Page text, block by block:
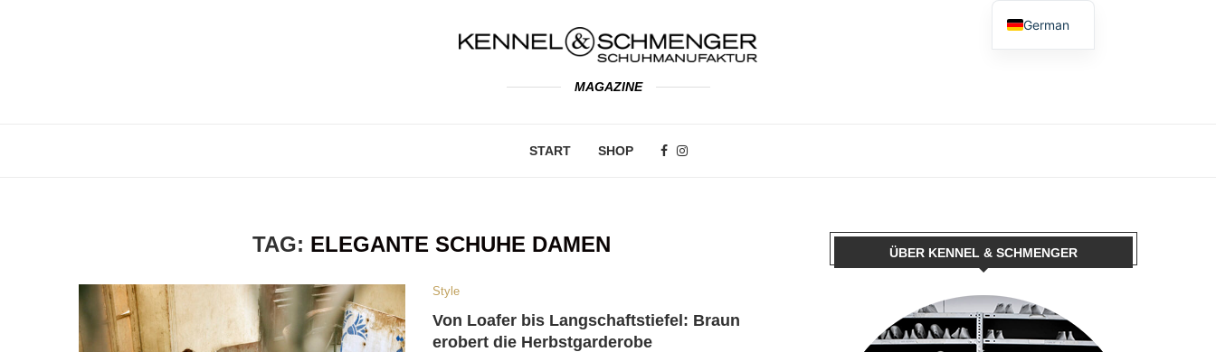
MAGAZINE
START SHOP
TAG: ELEGANTE SCHUHE DAMEN
Style
Von Loafer bis Langschaftstiefel: Braun
erobert die Herbstgarderobe
ÜBER KENNEL & SCHMENGER
German